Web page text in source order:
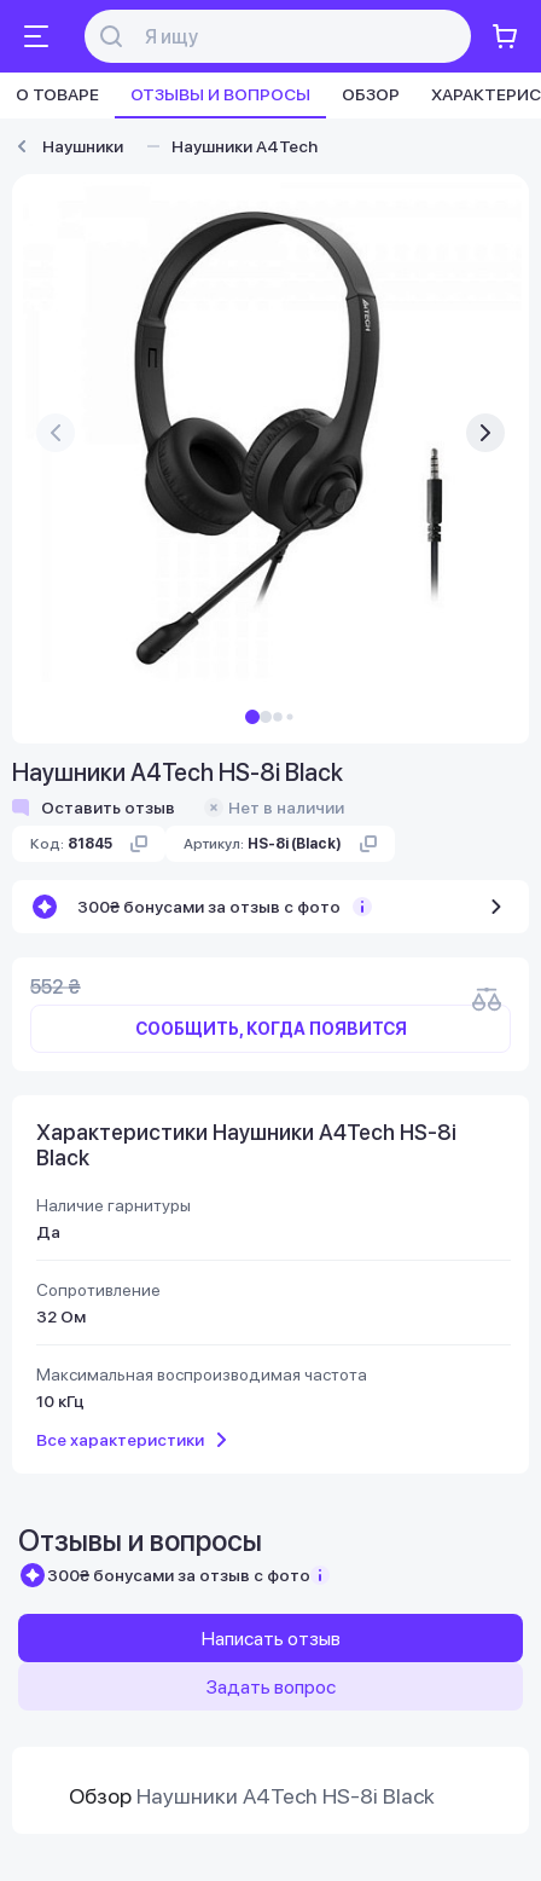
О ТОВАРЕ ОТЗЫВЫ И ВОПРОСЫ ОБЗОР
Наушники Наушники A4Tech
Наушники A4Tech HS-8i Black
Оставить отзыв Нет в наличии
Код: 81845 Артикул: HS-8i (Black)
300₴ бонусами за отзыв с фото
552 ₴
СООБЩИТЬ, КОГДА ПОЯВИТСЯ
Характеристики Наушники A4Tech HS-8i
Black
Наличие гарнитуры
Да
Сопротивление
32 Ом
Максимальная воспроизводимая частота
10 кГц
Все характеристики
Отзывы и вопросы
300₴ бонусами за отзыв с фото
Написать отзыв
Задать вопрос
Обзор Наушники A4Tech HS-8i Black